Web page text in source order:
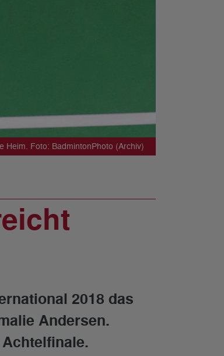
Heim. Foto: BadmintonPhoto (Archiv)
2018 das
Andersen.